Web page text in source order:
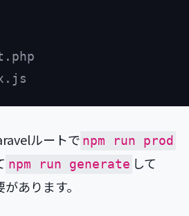
ルートで npm run prod
npm run generate して
あります。